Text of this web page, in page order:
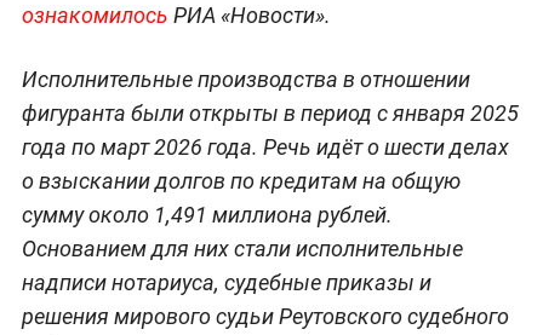
ознакомилось РИА «Новости».
Исполнительные производства в отношении
фигуранта были открыты в период с января 2025
года по март 2026 года. Речь идёт о шести делах
о взыскании долгов по кредитам на общую
сумму около 1,491 миллиона рублей.
Основанием для них стали исполнительные
надписи нотариуса, судебные приказы и
решения мирового судьи Реутовского судебного